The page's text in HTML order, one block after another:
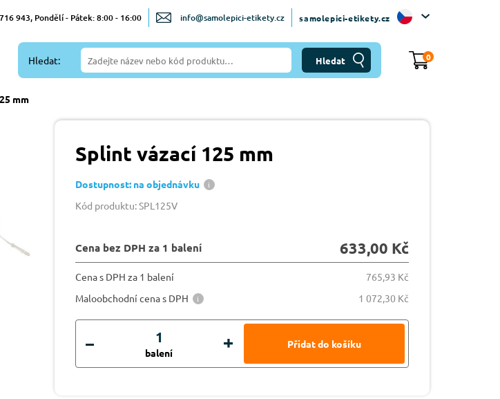
943, Pondělí - Pátek: 8:00 - 16:00 info@samolepici-etikety.cz samolepici-etikety.cz
Hledat: 0
mm
Splint vázací 125 mm
Dostupnost: na objednávku
Kód produktu: SPL125V
Cena bez DPH za 1 balení 633,00 Kč
Cena s DPH za 1 balení
765,93 Kč
Maloobchodní cena s DPH
1 072,30 Kč
balení